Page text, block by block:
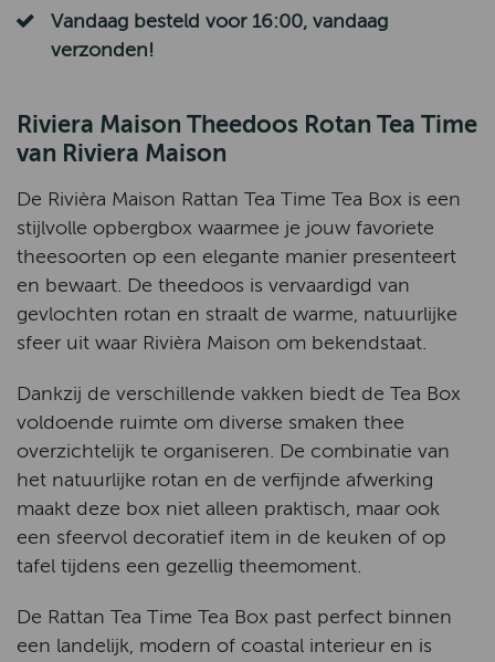
Vandaag besteld voor 16:00, vandaag
verzonden!
Riviera Maison Theedoos Rotan Tea Time
van Riviera Maison
De Rivièra Maison Rattan Tea Time Tea Box is een
stijlvolle opbergbox waarmee je jouw favoriete
theesoorten op een elegante manier presenteert
en bewaart. De theedoos is vervaardigd van
gevlochten rotan en straalt de warme, natuurlijke
sfeer uit waar Rivièra Maison om bekendstaat.
Dankzij de verschillende vakken biedt de Tea Box
voldoende ruimte om diverse smaken thee
overzichtelijk te organiseren. De combinatie van
het natuurlijke rotan en de verfijnde afwerking
maakt deze box niet alleen praktisch, maar ook
een sfeervol decoratief item in de keuken of op
tafel tijdens een gezellig theemoment.
De Rattan Tea Time Tea Box past perfect binnen
een landelijk, modern of coastal interieur en is